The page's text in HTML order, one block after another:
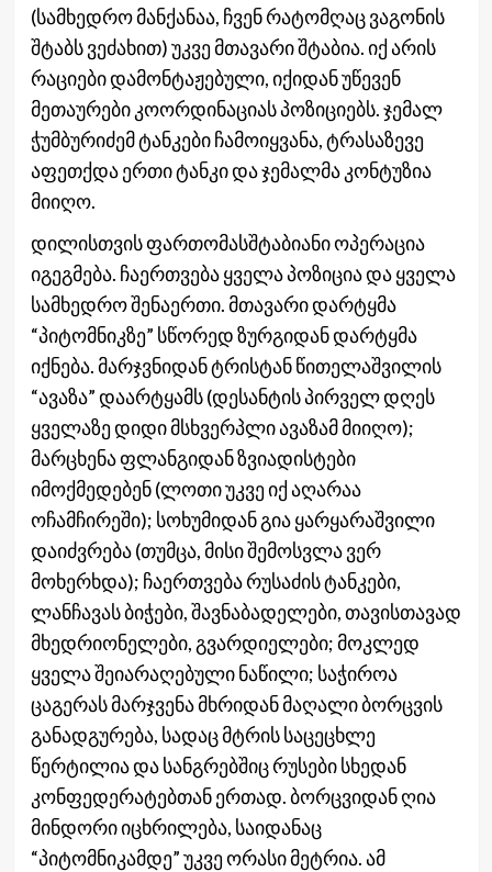
(სამხედრო მანქანაა, ჩვენ რატომღაც ვაგონის
შტაბს ვეძახით) უკვე მთავარი შტაბია. იქ არის
რაციები დამონტაჟებული, იქიდან უწევენ
მეთაურები კოორდინაციას პოზიციებს. ჯემალ
ჭუმბურიძემ ტანკები ჩამოიყვანა, ტრასაზევე
აფეთქდა ერთი ტანკი და ჯემალმა კონტუზია
მიიღო.
დილისთვის ფართომასშტაბიანი ოპერაცია
იგეგმება. ჩაერთვება ყველა პოზიცია და ყველა
სამხედრო შენაერთი. მთავარი დარტყმა
“პიტომნიკზე” სწორედ ზურგიდან დარტყმა
იქნება. მარჯვნიდან ტრისტან წითელაშვილის
“ავაზა” დაარტყამს (დესანტის პირველ დღეს
ყველაზე დიდი მსხვერპლი ავაზამ მიიღო);
მარცხენა ფლანგიდან ზვიადისტები
იმოქმედებენ (ლოთი უკვე იქ აღარაა
ოჩამჩირეში); სოხუმიდან გია ყარყარაშვილი
დაიძვრება (თუმცა, მისი შემოსვლა ვერ
მოხერხდა); ჩაერთვება რუსაძის ტანკები,
ლანჩავას ბიჭები, შავნაბადელები, თავისთავად
მხედრიონელები, გვარდიელები; მოკლედ
ყველა შეიარაღებული ნაწილი; საჭიროა
ცაგერას მარჯვენა მხრიდან მაღალი ბორცვის
განადგურება, სადაც მტრის საცეცხლე
წერტილია და სანგრებშიც რუსები სხედან
კონფედერატებთან ერთად. ბორცვიდან ღია
მინდორი იცხრილება, საიდანაც
“პიტომნიკამდე” უკვე ორასი მეტრია. ამ